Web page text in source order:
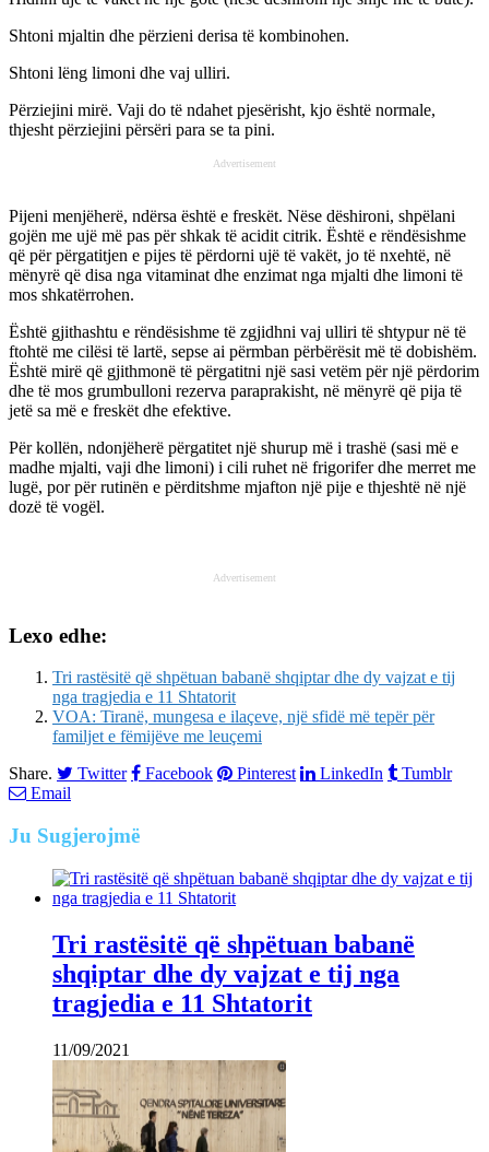
Shtoni mjaltin dhe përzieni derisa të kombinohen.
Shtoni lëng limoni dhe vaj ulliri.
Përziejini mirë. Vaji do të ndahet pjesërisht, kjo është normale,
thjesht përziejini përsëri para se ta pini.
Advertisement
Pijeni menjëherë, ndërsa është e freskët. Nëse dëshironi, shpëlani
gojën me ujë më pas për shkak të acidit citrik. Është e rëndësishme
që për përgatitjen e pijes të përdorni ujë të vakët, jo të nxehtë, në
mënyrë që disa nga vitaminat dhe enzimat nga mjalti dhe limoni të
mos shkatërrohen.
Është gjithashtu e rëndësishme të zgjidhni vaj ulliri të shtypur në të
ftohtë me cilësi të lartë, sepse ai përmban përbërësit më të dobishëm.
Është mirë që gjithmonë të përgatitni një sasi vetëm për një përdorim
dhe të mos grumbulloni rezerva paraprakisht, në mënyrë që pija të
jetë sa më e freskët dhe efektive.
Për kollën, ndonjëherë përgatitet një shurup më i trashë (sasi më e
madhe mjalti, vaji dhe limoni) i cili ruhet në frigorifer dhe merret me
lugë, por për rutinën e përditshme mjafton një pije e thjeshtë në një
dozë të vogël.
Advertisement
Lexo edhe:
Tri rastësitë që shpëtuan babanë shqiptar dhe dy vajzat e tij
nga tragjedia e 11 Shtatorit
VOA: Tiranë, mungesa e ilaçeve, një sfidë më tepër për
familjet e fëmijëve me leuçemi
Share.
Twitter Facebook Pinterest LinkedIn
Tumblr
Email
Ju Sugjerojmë
Tri rastësitë që shpëtuan babanë
shqiptar dhe dy vajzat e tij nga
tragjedia e 11 Shtatorit
11/09/2021